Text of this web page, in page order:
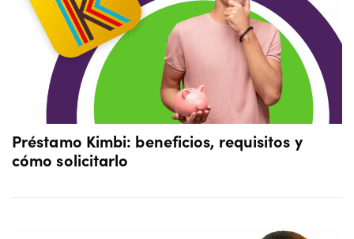
Préstamo Kimbi: beneficios, requisitos y
cómo solicitarlo